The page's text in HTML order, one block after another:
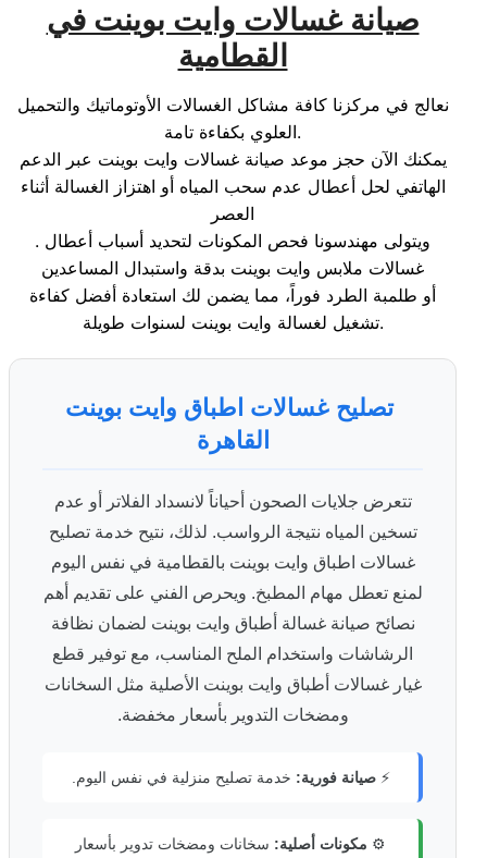
صيانة غسالات وايت بوينت في
القطامية
نعالج في مركزنا كافة مشاكل الغسالات الأوتوماتيك والتحميل
العلوي بكفاءة تامة.
يمكنك الآن حجز موعد صيانة غسالات وايت بوينت عبر الدعم
الهاتفي لحل أعطال عدم سحب المياه أو اهتزاز الغسالة أثناء
العصر
. ويتولى مهندسونا فحص المكونات لتحديد أسباب أعطال
غسالات ملابس وايت بوينت بدقة واستبدال المساعدين
أو طلمبة الطرد فوراً، مما يضمن لك استعادة أفضل كفاءة
تشغيل لغسالة وايت بوينت لسنوات طويلة.
تصليح غسالات اطباق وايت بوينت
القاهرة
تتعرض جلايات الصحون أحياناً لانسداد الفلاتر أو عدم
تسخين المياه نتيجة الرواسب. لذلك، نتيح خدمة تصليح
غسالات اطباق وايت بوينت بالقطامية في نفس اليوم
لمنع تعطل مهام المطبخ. ويحرص الفني على تقديم أهم
نصائح صيانة غسالة أطباق وايت بوينت لضمان نظافة
الرشاشات واستخدام الملح المناسب، مع توفير قطع
غيار غسالات أطباق وايت بوينت الأصلية مثل السخانات
ومضخات التدوير بأسعار مخفضة.
⚡صيانة فورية: خدمة تصليح منزلية في نفس اليوم.
⚙️ مكونات أصلية: سخانات ومضخات تدوير بأسعار